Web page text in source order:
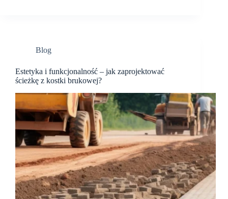
Blog
Estetyka i funkcjonalność – jak zaprojektować
ścieżkę z kostki brukowej?